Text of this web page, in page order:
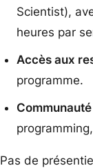
Scientist),
heures par
Accès aux
programme.
Communauté
Pas de